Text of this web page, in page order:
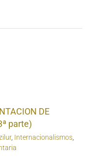
DE
parte)
, Internacionalismos